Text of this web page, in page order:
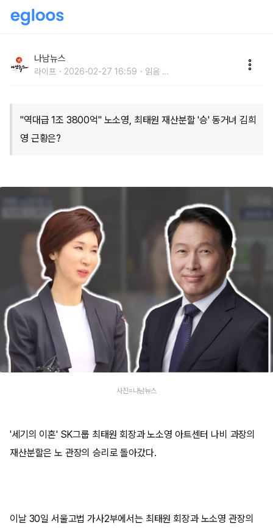
거녀 김희영 근황은?
나남뉴스
라이프 2026-02-27 16:59 읽음 ...
"역대급 1조 3800억" 노소영, 최태원 재산분할 '승' 동거녀 김희
영 근황은?
사진=나남뉴스
'세기의 이혼' SK그룹 최태원 회장과 노소영 아트센터 나비 과장의
재산분할은 노 관장의 승리로 돌아갔다.
이날 30일 서울고법 가사2부에서는 최태원 회장과 노소영 관장의